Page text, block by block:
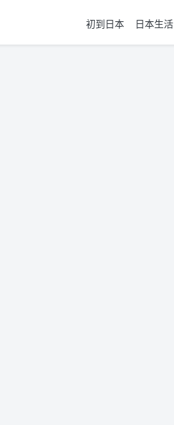
初到日本 日本生活